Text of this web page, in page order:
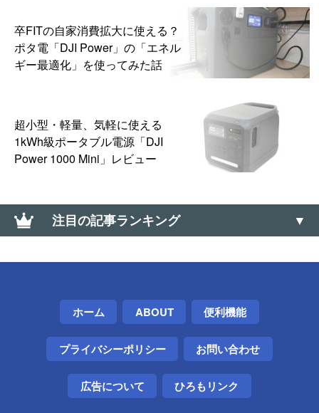
卒FITの自家消費拡大に使える？
ポタ電「DJI Power」の「エネル
ギー最適化」を使ってみた話
超小型・軽量、気軽に使える
1kWh級ポータブル電源「DJI
Power 1000 Mini」レビュー
注目の記事ランキング
【Windows】標準機能だけで容量の大きいフォルダ
を探す方法
iPhoneのWi-Fiテザリングをスリープさせず常時利用
Telegramアカウントを削除する方法
ホーム ABOUT 便利機能
プライバシーポリシー お問い合わせ
広告について ひろもリンク